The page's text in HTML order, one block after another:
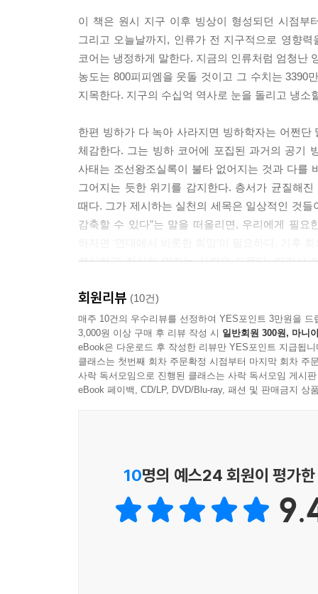
이 책은 원시 지구 이후 빙상이 형성되던 시점부
그리고 오늘날까지, 인류가 전 지구적으로 영향
코어는 냉정하게 말한다. 지금의 인류처럼 엄청난
농도는 800피피엠을 웃돌 것이고 그 수치는 3390
지목한다. 지구의 수십억 역사로 눈을 돌리고 냉
한편 빙하가 다 녹아 사라지면 빙하학자는 어쩐
체감한다. 그는 빙하 코어에 포집된 과거의 공기
사태는 조선왕조실록이 불타 없어지는 것과 다를
그어지는 듯한 위기를 감지한다. 층서가 균질해
때다. 그가 제시하는 실천의 세목은 일상적인 것
감축할 수 있다”는 말을 떠올리면, 우리에게 필
절실하고 진실히 말하는 사람은 드물다. 따라서
현장이 허락하는 ‘세계와 감각의 확장’
위스키 한 잔과 빙하 한 조각에서 시작한 이야기
저자의 목소리가 특히 더 생생하게 전해지는 대
여성이다. 2012년부터 지금까지 빙하만 연구했
그린란드행 항공기가 막 착륙하고 꼬리가 열리자
눈바람이 형성한 구조물의 독특한 질감 등은 오
대처는 오직 직접경험을 통해 전수된다. 하물며
회원리뷰 (10건)
매주 10건의 우수리뷰를 선정하여 YES포인트 3만원을 드
3,000원 이상 구매 후 리뷰 작성 시 일반회원 300원, 마니
eBook은 다운로드 후 작성한 리뷰만 YES포인트 지급됩니
클래스는 첫번째 회차 주문확정 시점부터 마지막 회차 주
사락 독서모임으로 진행된 클래스는 사락 독서모임 게시
eBook 페이백, CD/LP, DVD/Blu-ray, 패션 및 판매금지 상
10명의 예스24 회원이 평가